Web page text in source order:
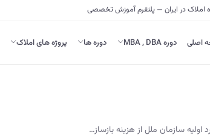
املاک در ایران — پلتفرم آموزش تخصصی
اصلی دوره MBA , DBA دوره ها پروژه های املاک
اولیه سازمان ملل از هزینه بازساز…